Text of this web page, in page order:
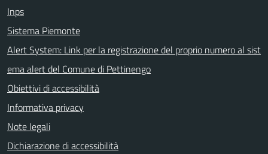
Inps
Sistema Piemonte
Alert System: Link per la registrazione del proprio numero al sist
ema alert del Comune di Pettinengo
Obiettivi di accessibilità
Informativa privacy
Note legali
Dichiarazione di accessibilità